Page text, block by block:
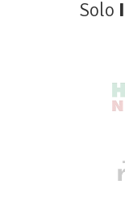
Solo